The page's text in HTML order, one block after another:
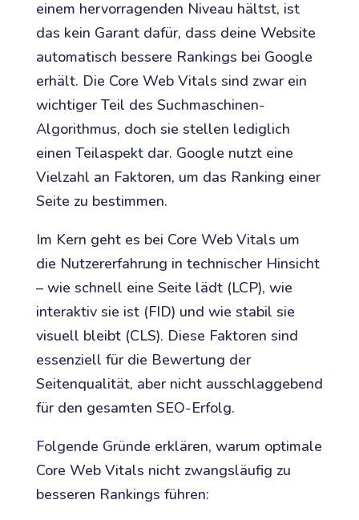
einem hervorragenden Niveau hältst, ist
das kein Garant dafür, dass deine Website
automatisch bessere Rankings bei Google
erhält. Die Core Web Vitals sind zwar ein
wichtiger Teil des Suchmaschinen-
Algorithmus, doch sie stellen lediglich
einen Teilaspekt dar. Google nutzt eine
Vielzahl an Faktoren, um das Ranking einer
Seite zu bestimmen.
Im Kern geht es bei Core Web Vitals um
die Nutzererfahrung in technischer Hinsicht
– wie schnell eine Seite lädt (LCP), wie
interaktiv sie ist (FID) und wie stabil sie
visuell bleibt (CLS). Diese Faktoren sind
essenziell für die Bewertung der
Seitenqualität, aber nicht ausschlaggebend
für den gesamten SEO-Erfolg.
Folgende Gründe erklären, warum optimale
Core Web Vitals nicht zwangsläufig zu
besseren Rankings führen: